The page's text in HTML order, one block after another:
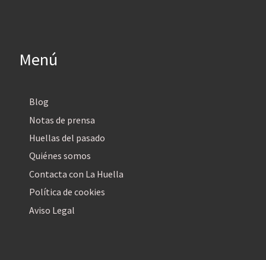
Menú
Blog
Notas de prensa
Huellas del pasado
Quiénes somos
Contacta con La Huella
Política de cookies
Aviso Legal